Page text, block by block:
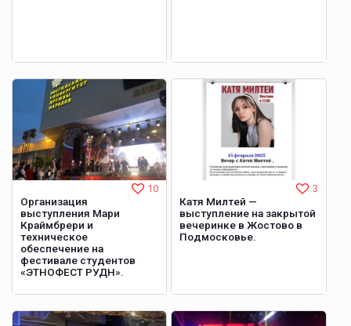
Организация
выступления Мари
Краймбрери и
техническое
обеспечение на
фестивале студентов
«ЭТНОФЕСТ РУДН».
10
Катя Милтей —
выступление на закрытой
вечеринке в Жостово в
Подмосковье.
3